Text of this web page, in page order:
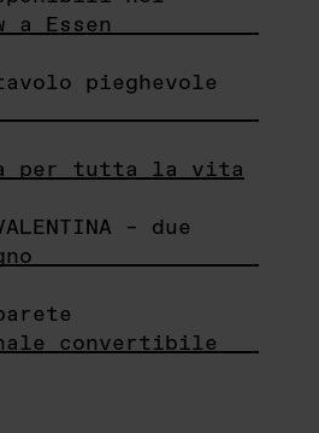
a Essen
pieghevole
per tutta la vita
– due
convertibile